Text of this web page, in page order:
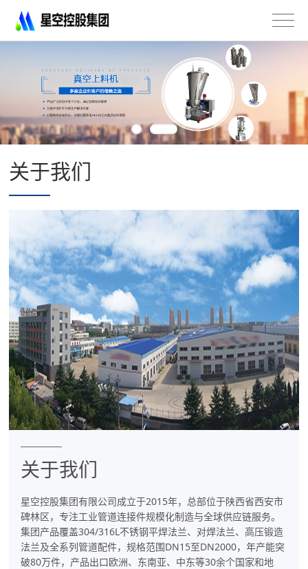
控
限
公
法
兰
管
道
配
件
专
业
制
造
关于我们
关于我们
星空控股集团有限公司成立于2015年，总部位于陕西省西安市
碑林区，专注工业管道连接件规模化制造与全球供应链服务。
集团产品覆盖304/316L不锈钢平焊法兰、对焊法兰、高压锻造
法兰及全系列管道配件，规格范围DN15至DN2000，年产能突
破80万件，产品出口欧洲、东南亚、中东等30余个国家和地